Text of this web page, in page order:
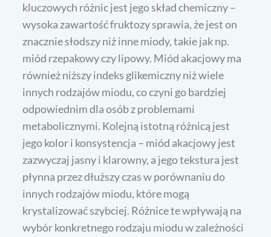
kluczowych różnic jest jego skład chemiczny –
wysoka zawartość fruktozy sprawia, że jest on
znacznie słodszy niż inne miody, takie jak np.
miód rzepakowy czy lipowy. Miód akacjowy ma
również niższy indeks glikemiczny niż wiele
innych rodzajów miodu, co czyni go bardziej
odpowiednim dla osób z problemami
metabolicznymi. Kolejną istotną różnicą jest
jego kolor i konsystencja – miód akacjowy jest
zazwyczaj jasny i klarowny, a jego tekstura jest
płynna przez dłuższy czas w porównaniu do
innych rodzajów miodu, które mogą
krystalizować szybciej. Różnice te wpływają na
wybór konkretnego rodzaju miodu w zależności